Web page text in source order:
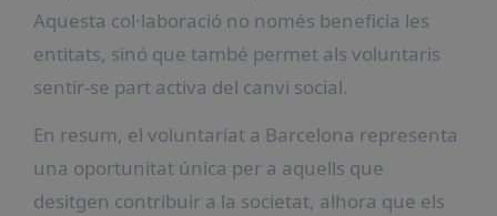
Aquesta col·laboració no només beneficia les
entitats, sinó que també permet als voluntaris
sentir-se part activa del canvi social.
En resum, el voluntariat a Barcelona representa
una oportunitat única per a aquells que
desitgen contribuir a la societat, alhora que els